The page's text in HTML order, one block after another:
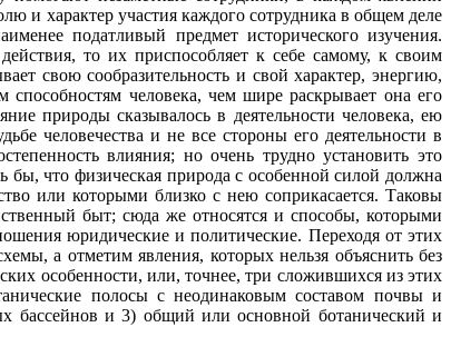
и характер участия каждого сотрудника в общем деле
податливый предмет исторического изучения.
то их приспособляет к себе самому, к своим
свою сообразительность и свой характер, энергию,
человека, чем шире раскрывает она его
природы сказывалось в деятельности человека, ею
человечества и не все стороны его деятельности в
влияния; но очень трудно установить это
бы, что физическая природа с особенной силой должна
или которыми близко с нею соприкасается. Таковы
быт; сюда же относятся и способы, которыми
юридические и политические. Переходя от этих
а отметим явления, которых нельзя объяснить без
особенности, или, точнее, три сложившихся из этих
полосы с неодинаковым составом почвы и
бассейнов и 3) общий или основной ботанический и